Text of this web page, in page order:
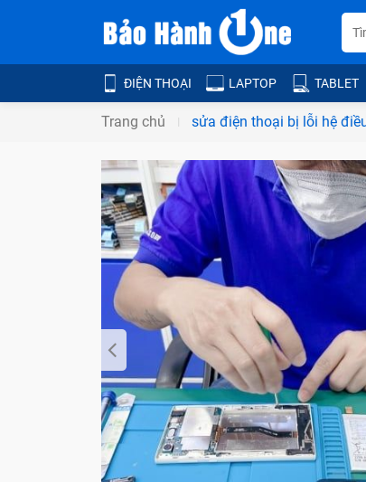
ĐIỆN THOẠI LAPTOP TABLET
Trang chủ sửa điện thoại bị lỗi hệ